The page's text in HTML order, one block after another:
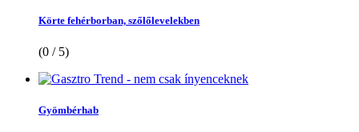
Körte fehérborban, szőlőlevelekben
(0 / 5)
Gyömbérhab